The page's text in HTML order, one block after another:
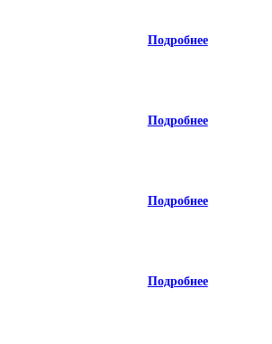
Подробнее
Подробнее
Подробнее
Подробнее